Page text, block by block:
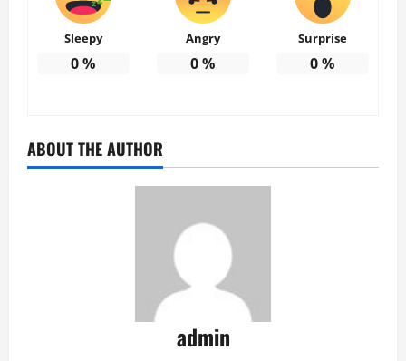
Sleepy
0%
Angry
0%
Surprise
0%
ABOUT THE AUTHOR
admin